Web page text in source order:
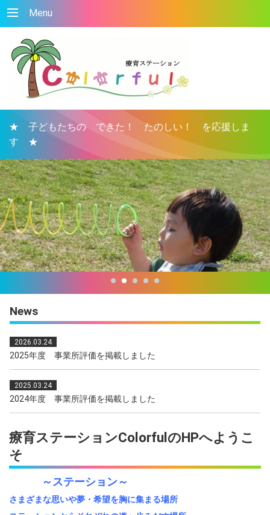
Menu
★ 子どもたちの できた！ たのしい！ を応援しま
す ★
News
2026.03.24
2025年度 事業所評価を掲載しました
2025.03.24
2024年度 事業所評価を掲載しました
2025.02.21
放課後等デイサービスの支援プログラムを公表しました
児童発達支援の支援プログラムを公表しました
療育ステーションColorfulのHPへようこ
そ
～ステーション～
さまざまな思いや夢・希望を胸に集まる場所